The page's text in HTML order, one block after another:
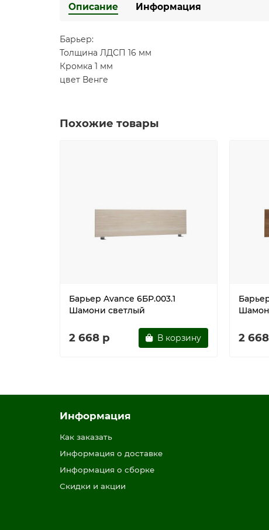
Описание Информация
Барьер:
Толщина ЛДСП 16 мм
Кромка 1 мм
цвет Венге
Похожие товары
Барьер Avance 6БР.003.1
Шамони светлый
2 668 р В корзину 2
Информация
Как заказать
Информация о доставке
Информация о сборке
Скидки и акции